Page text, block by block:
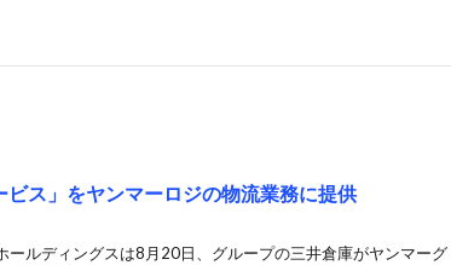
ス」をヤンマーロジの物流業務に提供
ールディングスは8月20日、グループの三井倉庫がヤンマーグ